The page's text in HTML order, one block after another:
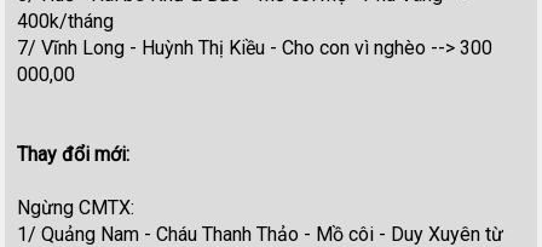
400k/tháng
7/ Vĩnh Long - Huỳnh Thị Kiều - Cho con vì nghèo --> 300
000,00
Thay đổi mới:
Ngừng CMTX:
1/ Quảng Nam - Cháu Thanh Thảo - Mồ côi - Duy Xuyên từ